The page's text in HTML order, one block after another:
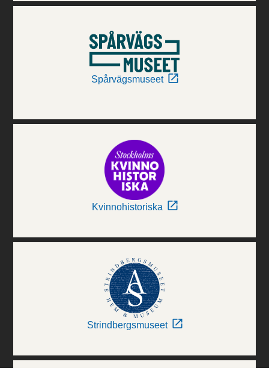
Spårvägsmuseet
Kvinnohistoriska
Strindbergsmuseet